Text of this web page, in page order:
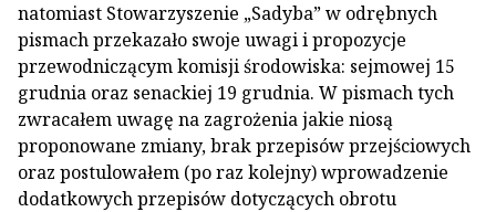
natomiast Stowarzyszenie „Sadyba” w odrębnych
pismach przekazało swoje uwagi i propozycje
przewodniczącym komisji środowiska: sejmowej 15
grudnia oraz senackiej 19 grudnia. W pismach tych
zwracałem uwagę na zagrożenia jakie niosą
proponowane zmiany, brak przepisów przejściowych
oraz postulowałem (po raz kolejny) wprowadzenie
dodatkowych przepisów dotyczących obrotu